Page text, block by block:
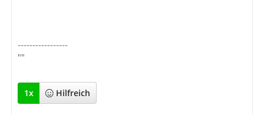
-----------------
""
1x Hilfreich